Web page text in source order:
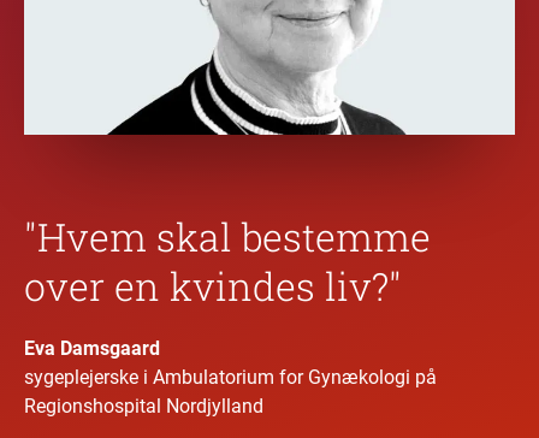
"Hvem skal bestemme
over en kvindes liv?"
Eva Damsgaard
sygeplejerske i Ambulatorium for Gynækologi på
Regionshospital Nordjylland